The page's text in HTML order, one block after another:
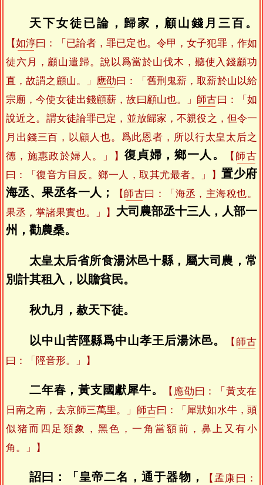
天下女徒已論，歸家，顧山錢月三百。
【如淳曰：「已論者，罪已定也。令甲，女子犯罪，作如
徒六月，顧山遣歸。說以爲當於山伐木，聽使入錢顧功
直，故謂之顧山。」 應劭曰：「舊刑鬼薪，取薪於山以給
宗廟，今使女徒出錢顧薪，故曰顧山也。」 師古曰：「如
說近之。謂女徒論罪已定，並放歸家，不親役之，但令一
月出錢三百，以顧人也。爲此恩者，所以行太皇太后之
德，施惠政於婦人。」】 復貞婦，鄉一人。 【 師古
曰：「復音方目反。鄉一人，取其尤最者。」】置少府
海丞、果丞各一人；
【 師古曰：「海丞，主海稅也。
果丞，掌諸果實也。」】 大司農部丞十三人，人部一
州，勸農桑。
太皇太后省所食湯沐邑十縣，屬大司農，常
別計其租入，以贍貧民。
秋九月，赦天下徒。
以中山苦陘縣爲中山孝王后湯沐邑。 【 師古
曰：「陘音形。」】
二年春，黃支國獻犀牛。 【 應劭 曰：「黃支在
日南之南，去京師三萬里。」 師古曰：「犀狀如水牛，頭
似猪而四足類象，黑色，一角當額前，鼻上又有小
角。」】
詔曰：「皇帝二名，通于器物， 【 孟康 曰：